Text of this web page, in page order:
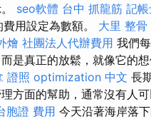
seo軟體 台中 抓龍筋 記
用設定為數額。 大里 整骨
燴 社團法人代辦費用 我們
是真正的放鬆，就像它的想
證照 optimization 中文 長
方面的幫助，通常沒有人
胞證 費用 今天沿著海岸落